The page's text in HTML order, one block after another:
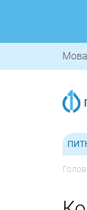
Мова